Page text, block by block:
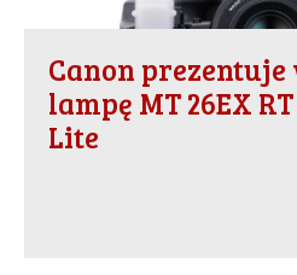
Canon
lampę MT 26EX
Lite